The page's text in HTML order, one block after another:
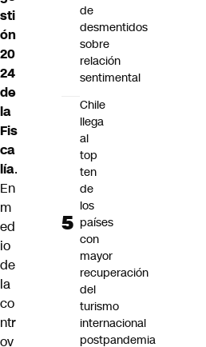
sti
ón
20
24
de
la
Fis
ca
lía.
En
m
ed
io
de
la
co
ntr
ov
de
desmentidos
sobre
relación
sentimental
Chile
llega
al
top
ten
de
los
países
con
mayor
recuperación
del
turismo
internacional
postpandemia